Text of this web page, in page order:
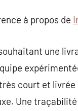
à propos de
une
court et
Une